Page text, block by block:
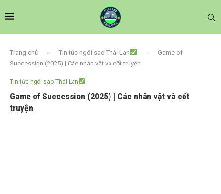
Trang chủ » Tin tức ngôi sao Thái Lan »
Game of
Succession (2025) | Các nhân vật và cốt truyện
Tin tức ngôi sao Thái Lan
Game of Succession (2025) | Các nhân vật và cốt
truyện